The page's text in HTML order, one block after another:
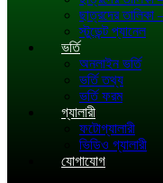
ছাত্রদের তালিকা
স্টুডেন্ট প্যানেল
ভর্তি
অনলাইন ভর্তি
ভর্তি তথ্য
ভর্তি ফরম
গ্যালারী
ফটোগ্যালারী
ভিডিও গ্যালারী
যোগাযোগ